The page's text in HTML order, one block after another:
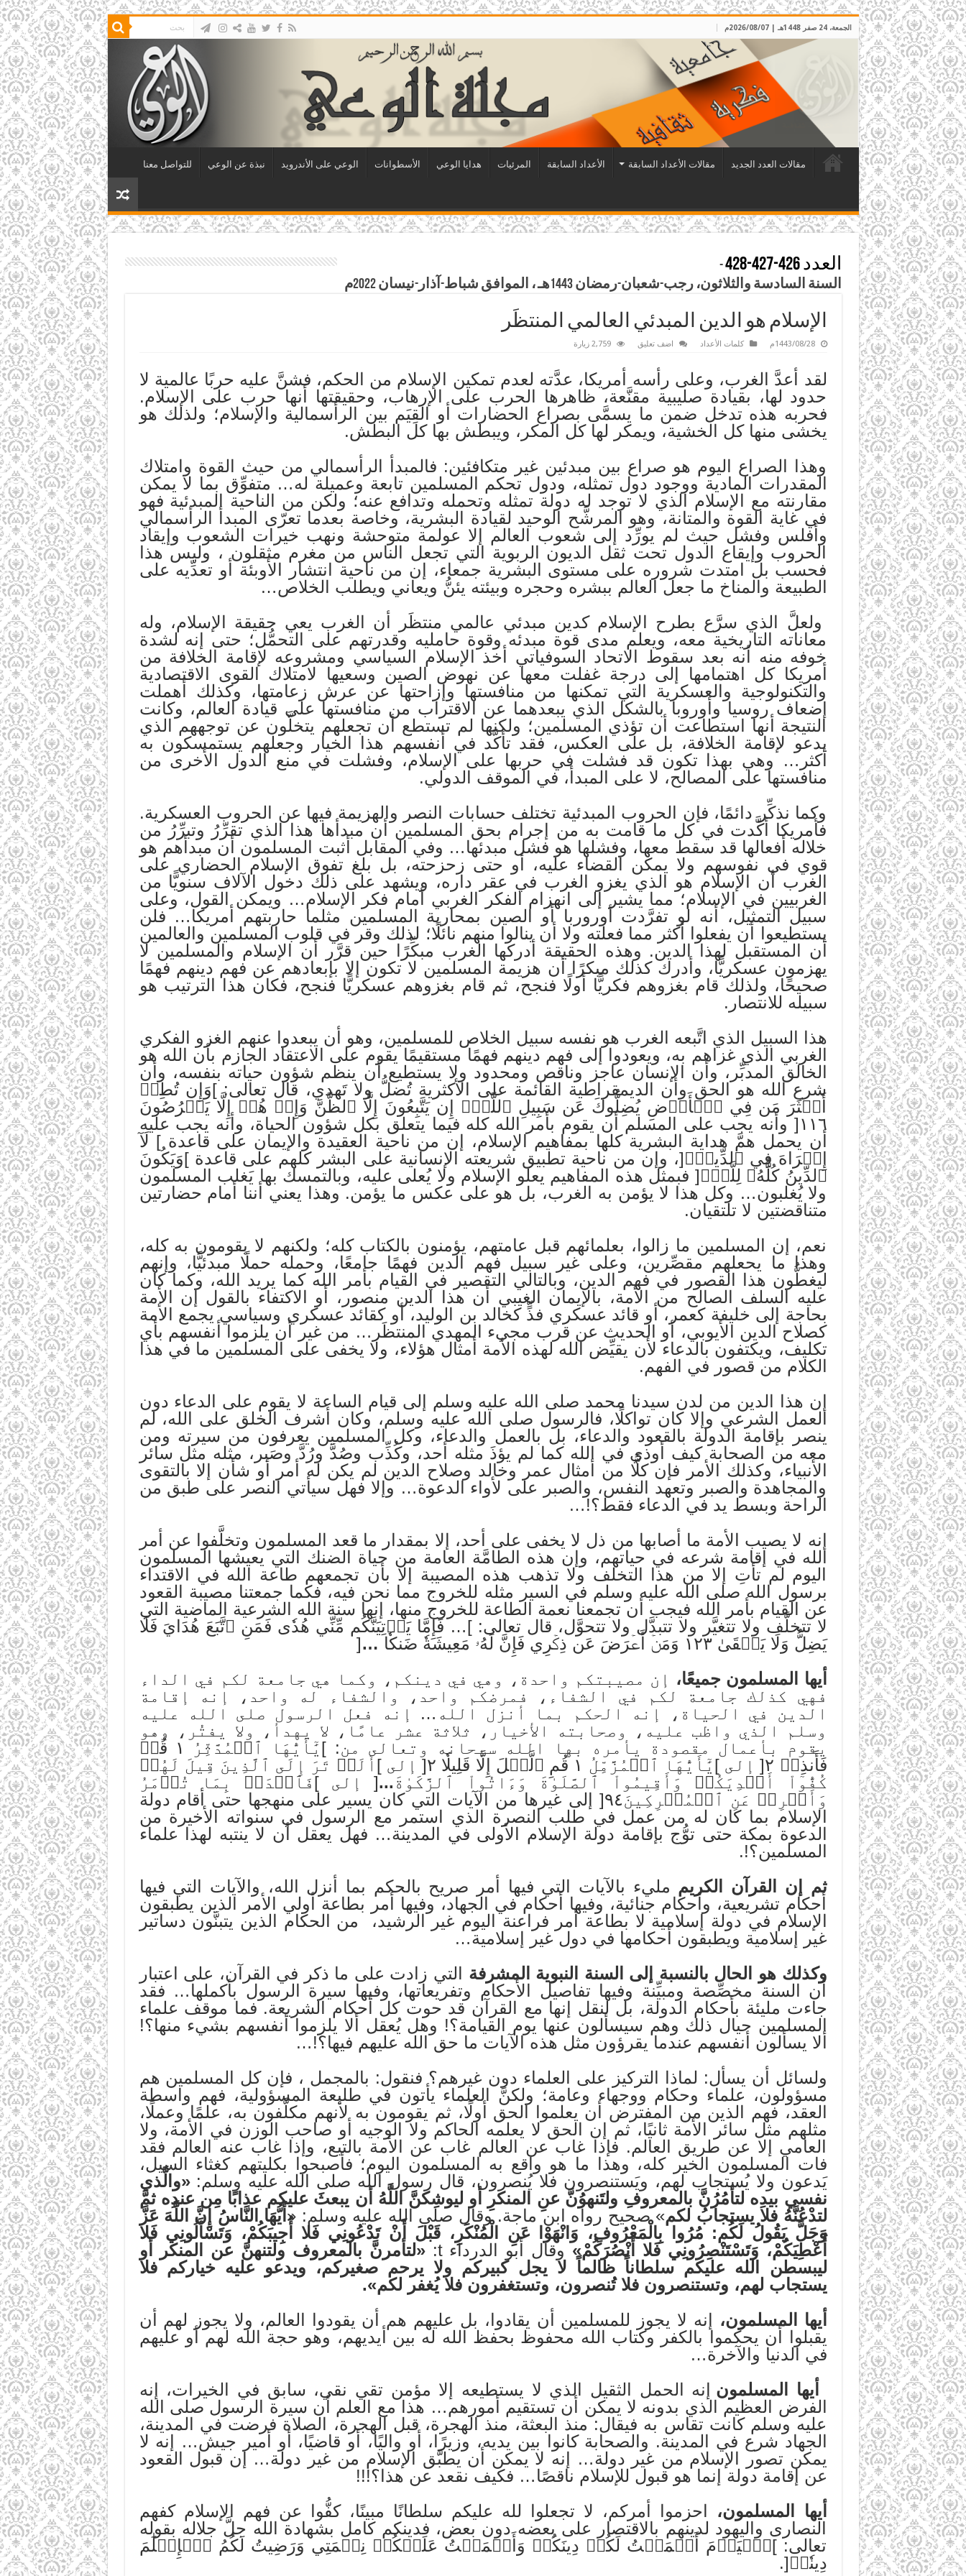
الجمعة، 24 صفر 1448هـ | 2026/08/07م
مقالات العدد الجديد مقالات الأعداد السابقة الأعداد السابقة المرئيات هدايا الوعي الأسطوانات الوعي على الأندرويد نبذة عن الوعي للتواصل معنا
العدد 426-427-428
-
السنة السادسة والثلاثون، رجب-شعبان-رمضان 1443هـ ، الموافق شباط-آذار-نيسان 2022م
الإسلام هو الدين المبدئي العالمي المنتظَر
1443/08/28م كلمات الأعداد اضف تعليق 2,759 زيارة
لقد أعدَّ الغرب، وعلى رأسه أمريكا، عدَّته لعدم تمكين الإسلام من الحكم، فشنَّ عليه حربًا عالمية لا
حدود لها، بقيادة صليبية مقنَّعة، ظاهرها الحرب على الإرهاب، وحقيقتها أنها حرب على الإسلام.
فحربه هذه تدخل ضمن ما يسمَّى بصراع الحضارات أو القِيَم بين الرأسمالية والإسلام؛ ولذلك هو
يخشى منها كل الخشية، ويمكر لها كل المكر، ويبطش بها كل البطش.
وهذا الصراع اليوم هو صراع بين مبدئين غير متكافئين: فالمبدأ الرأسمالي من حيث القوة وامتلاك
المقدرات المادية ووجود دول تمثله، ودول تحكم المسلمين تابعة وعميلة له… متفوِّق بما لا يمكن
مقارنته مع الإسلام الذي لا توجد له دولة تمثله وتحمله وتدافع عنه؛ ولكن من الناحية المبدئية فهو
في غاية القوة والمتانة، وهو المرشَّح الوحيد لقيادة البشرية، وخاصة بعدما تعرّى المبدأ الرأسمالي
وأفلس وفشل حيث لم يورِّد إلى شعوب العالم إلا عولمة متوحشة ونهب خيرات الشعوب وإيقاد
الحروب وإيقاع الدول تحت ثقل الديون الربوية التي تجعل الناس من مغرم مثقلون ، وليس هذا
فحسب بل امتدت شروره على مستوى البشرية جمعاء، إن من ناحية انتشار الأوبئة أو تعدِّيه على
الطبيعة والمناخ ما جعل العالم ببشره وحجره وبيئته يئنُّ ويعاني ويطلب الخلاص…
ولعلَّ الذي سرَّع بطرح الإسلام كدين مبدئي عالمي منتظَر أن الغرب يعي حقيقة الإسلام، وله
معاناته التاريخية معه، ويعلم مدى قوة مبدئه وقوة حامليه وقدرتهم على التحمُّل؛ حتى إنه لشدة
خوفه منه أنه بعد سقوط الاتحاد السوفياتي أخذ الإسلام السياسي ومشروعه لإقامة الخلافة من
أمريكا كل اهتمامها إلى درجة غفلت معها عن نهوض الصين وسعيها لامتلاك القوى الاقتصادية
والتكنولوجية والعسكرية التي تمكنها من منافستها وإزاحتها عن عرش زعامتها، وكذلك أهملت
إضعاف روسيا وأوروبا بالشكل الذي يبعدهما عن الاقتراب من منافستها على قيادة العالم، وكانت
النتيجة أنها استطاعت أن تؤذي المسلمين؛ ولكنها لم تستطع أن تجعلهم يتخلَّون عن توجههم الذي
يدعو لإقامة الخلافة، بل على العكس، فقد تأكَّد في أنفسهم هذا الخيار وجعلهم يستمسكون به
أكثر… وهي بهذا تكون قد فشلت في حربها على الإسلام، وفشلت في منع الدول الأخرى من
منافستها على المصالح، لا على المبدأ، في الموقف الدولي.
وكما نذكِّر دائمًا، فإن الحروب المبدئية تختلف حسابات النصر والهزيمة فيها عن الحروب العسكرية.
فأمريكا أكَّدت في كل ما قامت به من إجرام بحق المسلمين أن مبدأها هذا الذي تقرِّرُ وتبرِّرُ من
خلاله أفعالها قد سقط معها، وفشلها هو فشل مبدئها… وفي المقابل أثبت المسلمون أن مبدأهم هو
قوي في نفوسهم ولا يمكن القضاء عليه، أو حتى زحزحته، بل بلغ تفوق الإسلام الحضاري على
الغرب أن الإسلام هو الذي يغزو الغرب في عقر داره، ويشهد على ذلك دخول الآلاف سنويًّا من
الغربيين في الإسلام؛ مما يشير إلى انهزام الفكر الغربي أمام فكر الإسلام… ويمكن القول، وعلى
سبيل التمثيل، أنه لو تفرَّدت أوروربا أو الصين بمحاربة المسلمين مثلما حاربتهم أمريكا… فلن
يستطيعوا أن يفعلوا أكثر مما فعلته ولا أن ينالوا منهم نائلًا؛ لذلك وقر في قلوب المسلمين والعالمين
أن المستقبل لهذا الدين. وهذه الحقيقة أدركها الغرب مبكِّرًا حين قرَّر أن الإسلام والمسلمين لا
يهزمون عسكريًّا، وأدرك كذلك مبكرًا أن هزيمة المسلمين لا تكون إلا بإبعادهم عن فهم دينهم فهمًا
صحيحًا، ولذلك قام بغزوهم فكريًّا أولًا فنجح، ثم قام بغزوهم عسكريًّا فنجح، فكان هذا الترتيب هو
سبيله للانتصار.
هذا السبيل الذي اتَّبعه الغرب هو نفسه سبيل الخلاص للمسلمين، وهو أن يبعدوا عنهم الغزو الفكري
الغربي الذي غزاهم به، ويعودوا إلى فهم دينهم فهمًا مستقيمًا يقوم على الاعتقاد الجازم بأن الله هو
الخالق المدبِّر، وأن الإنسان عاجز وناقص ومحدود ولا يستطيع أن ينظم شؤون حياته بنفسه، وأن
شرع الله هو الحق وأن الديمقراطية القائمة على الأكثرية تُضلُّ ولا تَهدي، قال تعالى: ]وَإِن تُطِعۡ
أَكۡثَرَ مَن فِي ٱلۡأَرۡضِ يُضِلُّوكَ عَن سَبِيلِ ٱللَّهِۚ إِن يَتَّبِعُونَ إِلَّا ٱلظَّنَّ وَإِنۡ هُمۡ إِلَّا يَخۡرُصُونَ
١١٦[ وأنه يجب على المسلم أن يقوم بأمر الله كله فيما يتعلق بكل شؤون الحياة، وأنه يجب عليه
أن يحمل همَّ هداية البشرية كلها بمفاهيم الإسلام، إن من ناحية العقيدة والإيمان على قاعدة ] لَآ
إِكۡرَاهَ فِي ٱلدِّينِۖ[، وإن من ناحية تطبيق شريعته الإنسانية على البشر كلهم على قاعدة ]وَيَكُونَ
ٱلدِّينُ كُلُّهُۥ لِلَّهِۚ[ فبمثل هذه المفاهيم يعلو الإسلام ولا يُعلى عليه، وبالتمسك بها يَغلب المسلمون
ولا يُغلبون… وكل هذا لا يؤمن به الغرب، بل هو على عكس ما يؤمن. وهذا يعني أننا أمام حضارتين
متناقضتين لا تلتقيان.
نعم، إن المسلمين ما زالوا، بعلمائهم قبل عامتهم، يؤمنون بالكتاب كله؛ ولكنهم لا يقومون به كله،
وهذا ما يحعلهم مقصِّرين، وعلى غير سبيل فهم الدين فهمًا جامعًا، وحمله حملًا مبدئيًّا، وإنهم
ليغطُّون هذا القصور في فهم الدين، وبالتالي التقصير في القيام بأمر الله كما يريد الله، وكما كان
عليه السلف الصالح من الأمة، بالإيمان الغيبي أن هذا الدين منصور، أو الاكتفاء بالقول إن الأمة
بحاجة إلى خليفة كعمر، أو قائد عسكري فذٍّ كخالد بن الوليد، أو كقائد عسكري وسياسي يجمع الأمة
كصلاح الدين الأيوبي، أو الحديث عن قرب مجيء المهدي المنتظَر… من غير أن يلزموا أنفسهم بأي
تكليف، ويكتفون بالدعاء لأن يقيِّض الله لهذه الأمة أمثال هؤلاء، ولا يخفى على المسلمين ما في هذا
الكلام من قصور في الفهم.
إن هذا الدين من لدن سيدنا محمد صلى الله عليه وسلم إلى قيام الساعة لا يقوم على الدعاء دون
العمل الشرعي وإلا كان تواكلًا، فالرسول صلى الله عليه وسلم، وكان أشرف الخلق على الله، لم
ينصر بإقامة الدولة بالقعود والدعاء، بل بالعمل والدعاء، وكل المسلمين يعرفون من سيرته ومن
معه من الصحابة كيف أوذي في الله كما لم يؤذَ مثله أحد، وكُذِّب وصُدَّ ورُدَّ وصَبر، مثله مثل سائر
الأنبياء، وكذلك الأمر فإن كلًّا من أمثال عمر وخالد وصلاح الدين لم يكن له أمر أو شأن إلا بالتقوى
والمجاهدة والصبر وتعهد النفس، والصبر على لأواء الدعوة… وإلا فهل سيأتي النصر على طبق من
الراحة وبسط يد في الدعاء فقط؟!…
إنه لا يصيب الأمة ما أصابها من ذل لا يخفى على أحد، إلا بمقدار ما قعد المسلمون وتخلَّفوا عن أمر
الله في إقامة شرعه في حياتهم، وإن هذه الطامَّة العامة من حياة الضنك التي يعيشها المسلمون
اليوم لم تأتِ إلا من هذا التخلف ولا تذهب هذه المصيبة إلا بأن تجمعهم طاعة الله في الاقتداء
برسول الله صلى الله عليه وسلم في السير مثله للخروج مما نحن فيه، فكما جمعتنا مصيبة القعود
عن القيام بأمر الله فيجب أن تجمعنا نعمة الطاعة للخروج منها، إنها سنة الله الشرعية الماضية التي
لا تتخلَّف ولا تتغيَّر ولا تتبدَّل ولا تتحوَّل، قال تعالى: ]… فَإِمَّا يَأۡتِيَنَّكُم مِّنِّي هُدٗى فَمَنِ ٱتَّبَعَ هُدَايَ فَلَا
يَضِلُّ وَلَا يَشۡقَىٰ ١٢٣ وَمَنۡ أَعۡرَضَ عَن ذِكۡرِي فَإِنَّ لَهُۥ مَعِيشَةٗ ضَنكٗا
…
[
أيها المسلمون جميعًا، إن مصيبتكم واحدة، وهي في دينكم، وكما هي جامعة لكم في الداء
فهي كذلك جامعة لكم في الشفاء، فمرضكم واحد، والشفاء له واحد، إنه إقامة
الدين في الحياة، إنه الحكم بما أنزل الله… إنه فعل الرسول صلى الله عليه
وسلم الذي واظب عليه، وصحابته الأخيار، ثلاثة عشر عامًا، لا يهدأ، ولا يفتُر، وهو
يقوم بأعمال مقصودة يأمره بها الله سبحانه وتعالى من: ]يَٰٓأَيُّهَا ٱلۡمُدَّثِّرُ ١ قُمۡ
فَأَنذِرۡ ٢[ إلى ]يَٰٓأَيُّهَا ٱلۡمُزَّمِّلُ ١ قُمِ ٱلَّيۡلَ إِلَّا قَلِيلٗا ٢[ إلى ]أَلَمۡ تَرَ إِلَى ٱلَّذِينَ قِيلَ لَهُمۡ
كُفُّوٓاْ أَيۡدِيَكُمۡ وَأَقِيمُواْ ٱلصَّلَوٰةَ وَءَاتُواْ ٱلزَّكَوٰةَ .
..[ إلى ]فَٱصۡدَعۡ بِمَا تُؤۡمَرُ
وَأَعۡرِضۡ عَنِ ٱلۡمُشۡرِكِينَ٩٤[ إلى غيرها من الآيات التي كان يسير على منهجها حتى أقام دولة
الإسلام بما كان له من عمل في طلب النصرة الذي استمر مع الرسول في سنواته الأخيرة من
الدعوة بمكة حتى توُّج بإقامة دولة الإسلام الأولى في المدينة… فهل يعقل أن لا ينتبه لهذا علماء
المسلمين؟!.
ثم إن القرآن الكريم مليء بالآيات التي فيها أمر صريح بالحكم بما أنزل الله، والآيات التي فيها
أحكام تشريعية، وأحكام جنائية، وفيها أحكام في الجهاد، وفيها أمر بطاعة أولي الأمر الذين يطبقون
الإسلام في دولة إسلامية لا بطاعة أمر فراعنة اليوم غير الرشيد، من الحكام الذين يتبنَّون دساتير
غير إسلامية ويطبقون أحكامها في دول غير إسلامية…
وكذلك هو الحال بالنسبة إلى السنة النبوية المشرفة التي زادت على ما ذكر في القرآن، على اعتبار
أن السنة مخصِّصة ومبيِّنة وفيها تفاصيل الأحكام وتفريعاتها، وفيها سيرة الرسول بأكملها… فقد
جاءت مليئة بأحكام الدولة، بل لنقل إنها مع القرآن قد حوت كل أحكام الشريعة. فما موقف علماء
المسلمين حيال ذلك وهم سيسألون عنها يوم القيامة؟! وهل يُعقل ألا يلزموا أنفسهم بشيء منها؟!
ألا يسألون أنفسهم عندما يقرؤون مثل هذه الآيات ما حق الله عليهم فيها؟!…
ولسائل أن يسأل: لماذا التركيز على العلماء دون غيرهم؟ فنقول: بالمجمل ، فإن كل المسلمين هم
مسؤولون، علماء وحكام ووجهاء وعامة؛ ولكنَّ العلماء يأتون في طليعة المسؤولية، فهم واسطة
العقد، فهم الذين من المفترض أن يعلموا الحق أولًا، ثم يقومون به لأنهم مكلَّفون به، علمًا وعملًا،
مثلهم مثل سائر الأمة ثانيًا، ثم إن الحق لا يعلمه الحاكم ولا الوجيه أو صاحب الوزن في الأمة، ولا
العامي إلا عن طريق العالم. فإذا غاب عن العالم غاب عن الأمة بالتبع، وإذا غاب عنه العالم فقد
فات المسلمون الخير كله، وهذا ما هو واقع به المسلمون اليوم؛ فأصبحوا بكليتهم كغثاء السيل،
يَدعون ولا يُستجاب لهم، ويَستنصرون فلا يُنصرون، قال رسول الله صلى الله عليه وسلم:«والَّذي
نفسي بيدِه لتأمُرُنَّ بالمعروفِ ولتَنهوُنَّ عنِ المنكرِ أو ليوشِكنَّ اللَّهُ أن يبعثَ عليكم عذابًا مِن عندِه ثمَّ
لتدْعُنَّهُ فلا يستجابُ لكم» صحيح رواه ابن ماجة. وقال صلى الله عليه وسلم: « أَيُّهَا النَّاسُ إِنَّ اللَّهَ عَزَّ
وَجَلَّ يَقُولُ لَكُم: مُرُوا بِالْمَعْرُوفِ، وَانْهَوْا عَنِ الْمُنْكَرِ، قَبْلَ أَنْ تَدْعُونِي فَلا أُجِيبَكُمْ، وَتَسْأَلُونِي فَلا
أُعْطِيَكُمْ، وَتَسْتَنْصِرُونِي فَلا أَنْصُرَكُمْ» وقال أبو الدرداء t:
«لتأمرنَّ بالمعروف ولتنهنَّ عن المنكر أو
ليبسطن الله عليكم سلطاناً ظالماً لا يجل كبيركم ولا يرحم صغيركم، ويدعو عليه خياركم فلا
يستجاب لهم، وتستنصرون فلا تُنصرون، وتستغفرون فلا يُغفر لكم».
أيها المسلمون، إنه لا يجوز للمسلمين أن يقادوا، بل عليهم هم أن يقودوا العالم، ولا يجوز لهم أن
يقبلوا أن يحكموا بالكفر وكتاب الله محفوظ بحفظ الله له بين أيديهم، وهو حجة الله لهم أو عليهم
في الدنيا والآخرة…
أيها المسلمون إنه الحمل الثقيل الذي لا يستطيعه إلا مؤمن تقي نقي، سابق في الخيرات، إنه
الفرض العظيم الذي بدونه لا يمكن أن تستقيم أمورهم… هذا مع العلم أن سيرة الرسول صلى الله
عليه وسلم كانت تقاس به فيقال: منذ البعثة، منذ الهجرة، قبل الهجرة، الصلاة فرضت في المدينة،
الجهاد شرع في المدينة. والصحابة كانوا بين يديه، وزيرًا، أو واليًا، أو قاضيًا، أو أمير جيش… إنه لا
يمكن تصور الإسلام من غير دولة… إنه لا يمكن أن يطبَّق الإسلام من غير دولة… إن قبول القعود
عن إقامة دولة إنما هو قبول للإسلام ناقصًا… فكيف نقعد عن هذا؟!!!
أيها المسلمون، احزموا أمركم، لا تجعلوا لله عليكم سلطانًا مبينًا، كفُّوا عن فهم الإسلام كفهم
النصارى واليهود لدينهم بالاقتصار على بعضه دون بعض، فدينكم كامل بشهادة الله جلَّ جلاله بقوله
تعالى: ]ٱلۡيَوۡمَ أَكۡمَلۡتُ لَكُمۡ دِينَكُمۡ وَأَتۡمَمۡتُ عَلَيۡكُمۡ نِعۡمَتِي وَرَضِيتُ لَكُمُ ٱلۡإِسۡلَٰمَ
دِينٗاۚ[.